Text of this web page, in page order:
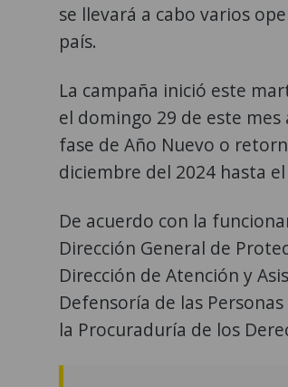
se llevará a cabo varios
país.
La campaña inició este
el domingo 29 de este
fase de Año Nuevo o
diciembre del 2024 hasta
De acuerdo con la
Dirección General de
Dirección de Atención y
Defensoría de las
la Procuraduría de los